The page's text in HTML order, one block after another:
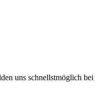
uns schnellstmöglich bei